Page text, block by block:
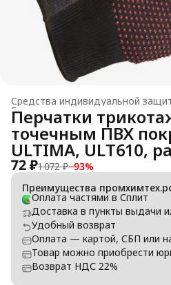
Средства индивидуальной
Главная
Перчатки
точечным ПВХ
ULTIMA, ULT610,
72 ₽1 072 ₽−93%
Преимущества
Оплата частями в Сплит
Доставка в пункты выдачи
Удобный возврат
Оплата — картой, СБП или
Товар можно приобрести
Возврат НДС 22%